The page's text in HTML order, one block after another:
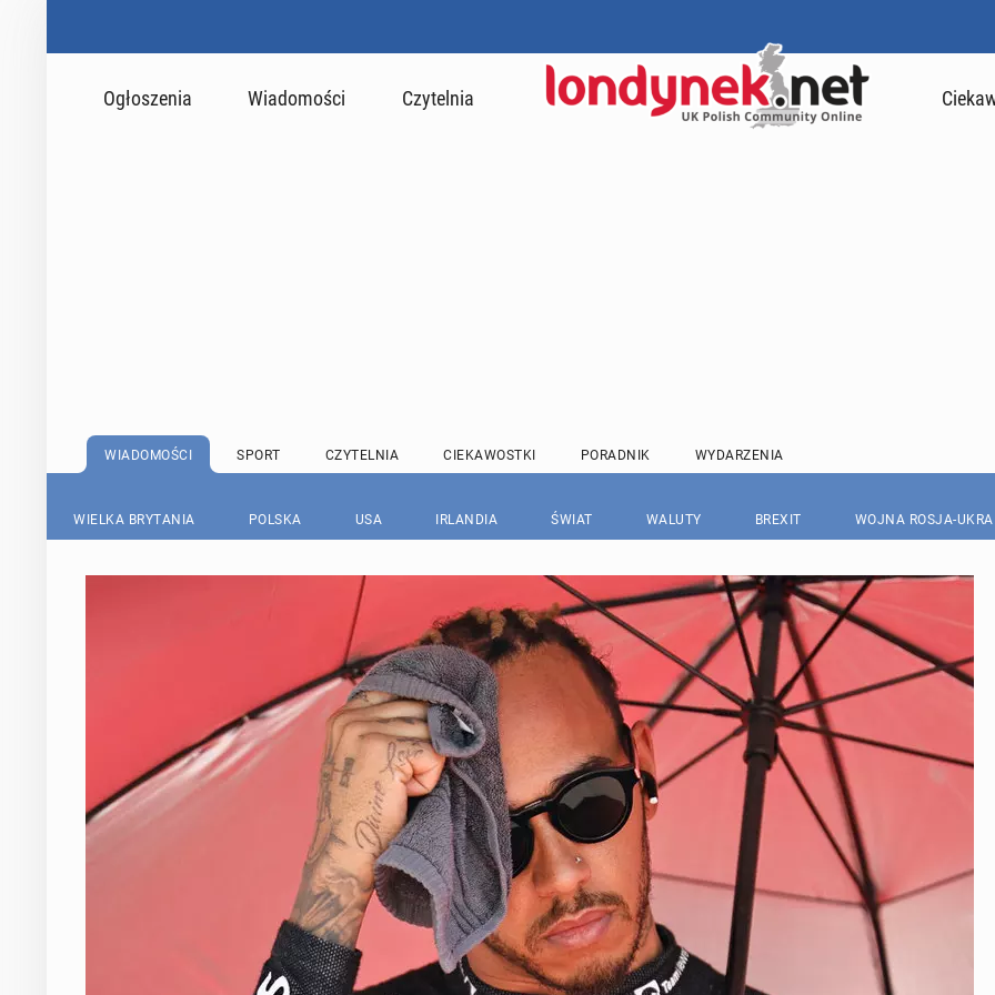
Ogłoszenia Wiadomości Czytelnia
WIADOMOŚCI SPORT CZYTELNIA CIEKAWOSTKI PORADNIK WYDARZENIA
WIELKA BRYTANIA POLSKA USA IRLANDIA ŚWIAT WALUTY BREXIT WOJNA ROSJA-